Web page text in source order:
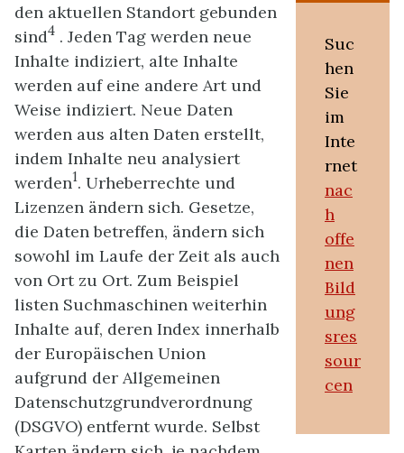
Suc
hen
Sie
im
Inte
rnet
nac
h
offe
nen
Bild
ung
sres
sour
cen
den aktuellen Standort gebunden
sind4 . Jeden Tag werden neue
Inhalte indiziert, alte Inhalte
werden auf eine andere Art und
Weise indiziert. Neue Daten
werden aus alten Daten erstellt,
indem Inhalte neu analysiert
werden1. Urheberrechte und
Lizenzen ändern sich. Gesetze,
die Daten betreffen, ändern sich
sowohl im Laufe der Zeit als auch
von Ort zu Ort. Zum Beispiel
listen Suchmaschinen weiterhin
Inhalte auf, deren Index innerhalb
der Europäischen Union
aufgrund der Allgemeinen
Datenschutzgrundverordnung
(DSGVO) entfernt wurde. Selbst